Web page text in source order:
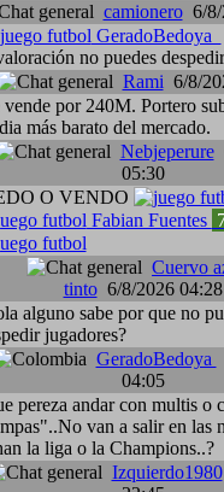
Cusinato, Cádiz-Cagliari
camionero6/8/
GeradoBedoya
no puedes
Rami 6/8/
vende por 240M. Portero
más barato del mercado.
Nebjeperure
05:30
O VENDO
Fabian Fuentes
Cuervo
tinto6/8/2026 04:28
alguno sabe por que no
jugadores?
GeradoBedoya
04:05
pereza andar con multis o
van a salir en las
la liga o la Champions..?
Izquierdo1980